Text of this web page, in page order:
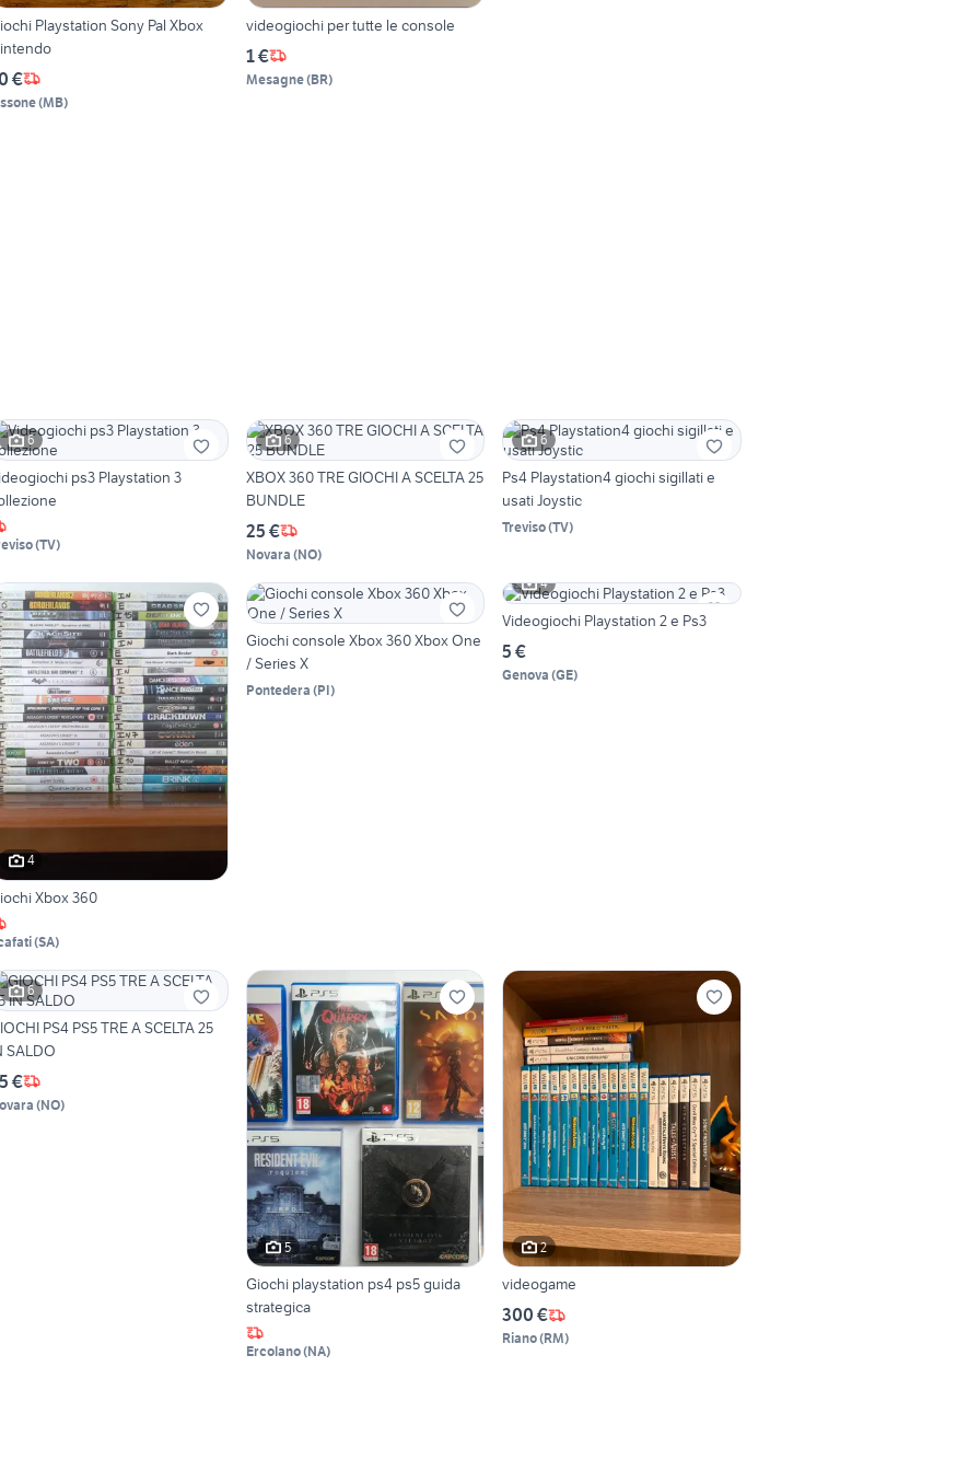
Playstation Sony Pal Xbox
€
(MB)
videogiochi per tutte le console
1 €
Mesagne(BR)
6
ps3 Playstation 3
(TV)
6
XBOX 360 TRE GIOCHI A SCELTA 25
BUNDLE
25 €
Novara (NO)
6
Ps4 Playstation4 giochi sigillati e
usati Joystic
Treviso(TV)
4
Xbox 360
(SA)
Giochi console Xbox 360 Xbox One
/ Series X
Pontedera (PI)
4
Videogiochi Playstation 2 e Ps3
5 €
Genova (GE)
6
PS4 PS5 TRE A SCELTA 25
SALDO
€
(NO)
5
Giochi playstation ps4 ps5 guida
strategica
Ercolano(NA)
2
videogame
300 €
Riano(RM)